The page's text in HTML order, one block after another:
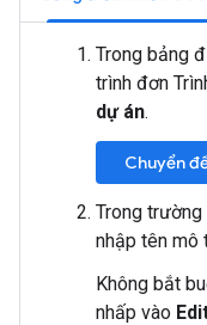
Trong bảng
trình đơn
dự án.
Chuyển
Trong trường
nhập tên mô
Không bắt
nhấp vào